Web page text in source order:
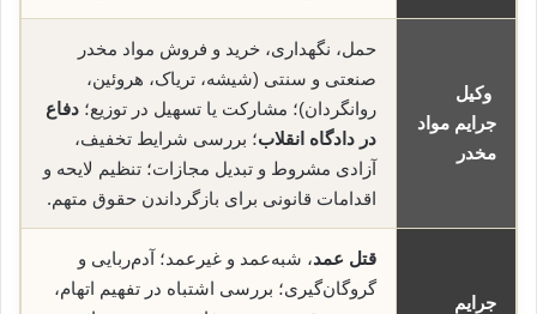
وکیل
جرایم مواد
مخدر
حمل، نگهداری، خرید و فروش مواد مخدر
صنعتی و سنتی (شیشه، تریاک، هروئین،
روانگردان)؛ مشارکت یا تسهیل در توزیع؛ دفاع
در دادگاه انقلاب؛ بررسی شرایط تخفیف،
آزادی مشروط و تبدیل مجازات؛ تنظیم لایحه و
اقدامات قانونی برای بازگرداندن حقوق متهم.
جرایم
قتل عمد، شبه‌عمد و غیرعمد؛ آدم‌ربایی و
گروگان‌گیری؛ بررسی اشتباه در تفهیم اتهام،